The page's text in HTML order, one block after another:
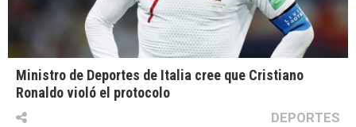
Ministro de Deportes de Italia cree que Cristiano
Ronaldo violó el protocolo
DEPORTES